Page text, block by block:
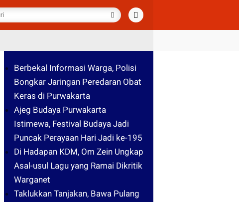
Berbekal Informasi Warga, Polisi
Bongkar Jaringan Peredaran Obat
Keras di Purwakarta
Ajeg Budaya Purwakarta
Istimewa, Festival Budaya Jadi
Puncak Perayaan Hari Jadi ke-195
Di Hadapan KDM, Om Zein Ungkap
Asal-usul Lagu yang Ramai Dikritik
Warganet
Taklukkan Tanjakan, Bawa Pulang